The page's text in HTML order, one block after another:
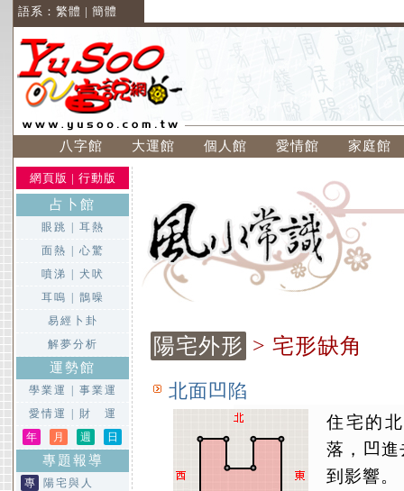
語系： 繁體 | 簡體
八字館 大運館 個人館 愛情館 家庭館
網頁版 | 行動版
占卜館
眼跳
耳熱
面熱
心驚
噴涕
犬吠
耳嗚
鵲噪
易經卜卦
解夢分析
運勢館
學業運
事業運
愛情運
財 運
年
月 週 日
專題報導
專
陽宅與人
陽宅外形 > 宅形缺角
北面凹陷
住宅的
落，凹
到影響。